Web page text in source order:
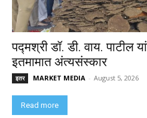
पद्मश्री डॉ. डी. वाय. पाटील
इतमामात अंत्यसंस्कार
इतर MARKET MEDIA - August 5, 2026
Read more